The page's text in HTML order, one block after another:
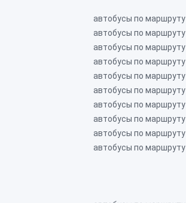
автобусы по маршруту
автобусы по маршруту
автобусы по маршруту
автобусы по маршруту
автобусы по маршруту
автобусы по маршруту
автобусы по маршруту
автобусы по маршруту
автобусы по маршруту
автобусы по маршруту